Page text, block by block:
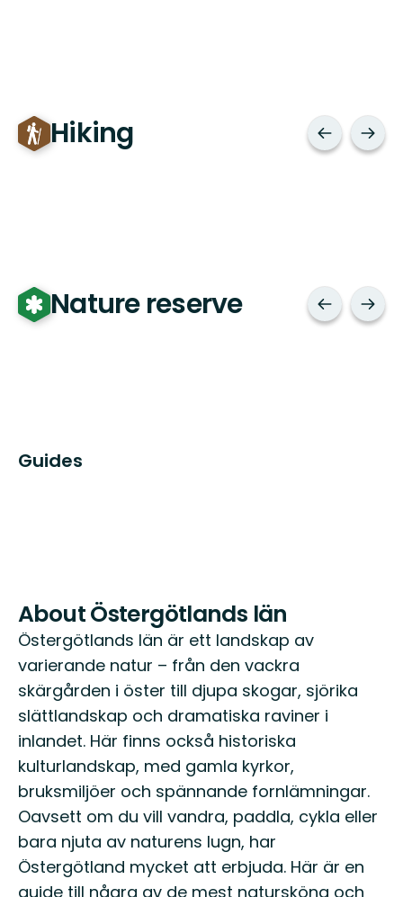
Hiking
Nature reserve
Guides
About Östergötlands län
Östergötlands län är ett landskap av
varierande natur – från den vackra
skärgården i öster till djupa skogar, sjörika
slättlandskap och dramatiska raviner i
inlandet. Här finns också historiska
kulturlandskap, med gamla kyrkor,
bruksmiljöer och spännande fornlämningar.
Oavsett om du vill vandra, paddla, cykla eller
bara njuta av naturens lugn, har
Östergötland mycket att erbjuda. Här är en
guide till några av de mest natursköna och